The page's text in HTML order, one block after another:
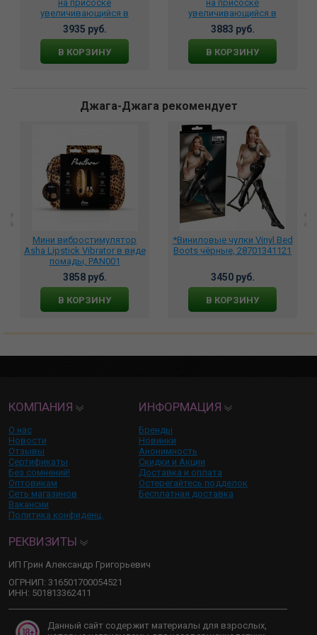
на присоске
увеличивающийся в
размере, BW-008066AQ
3935 руб.
В КОРЗИНУ
на присоске
увеличивающийся в
размере, BW-008067AQ
3883 руб.
В КОРЗИНУ
Джага-Джага рекомендует
Мини вибростимулятор
Asha Lipstick Vibrator в виде
помады, PAN001
3858 руб.
В КОРЗИНУ
*Виниловые чулки Vinyl Bed
Boots чёрные, 28701341121
3450 руб.
В КОРЗИНУ
КОМПАНИЯ
О нас
Новости
Отзывы
Сертификаты
Без сомнений!
Оптовикам
Сеть магазинов
Вакансии
Политика конфиденц.
ИНФОРМАЦИЯ
Бренды
Новинки
Анонимность
Скидки и Акции
Доставка и оплата
Остерегайтесь подделок
Бесплатная доставка
РЕКВИЗИТЫ
ИП Грин Александр Григорьевич
ОГРНИП: 316501700054521
ИНН: 501813362411
Данный сайт содержит материалы для взрослых,